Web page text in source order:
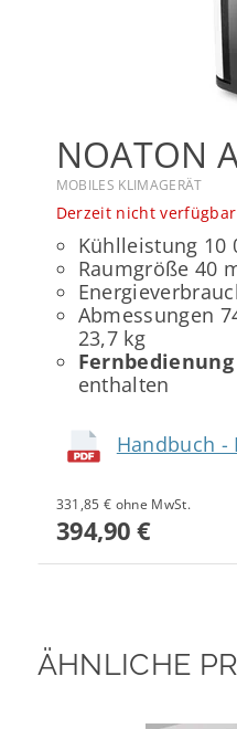
NOATON
MOBILES KLIMAGERÄT
Derzeit nicht verfügbar
Kühlleistung 10
Raumgröße 40
Abmessungen
23,7 kg
Fernbedienung
enthalten
Handbuch -
331,85 € ohne MwSt.
394,90 €
ÄHNLICHE